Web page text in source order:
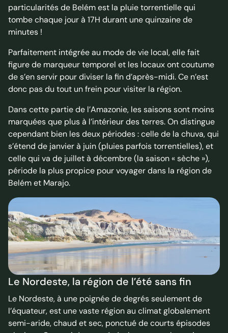
particularités de Belém est la pluie torrentielle qui
tombe chaque jour à 17H durant une quinzaine de
minutes !
Parfaitement intégrée au mode de vie local, elle fait
figure de marqueur temporel et les locaux ont coutume
de s’en servir pour diviser la fin d’après-midi. Ce n’est
donc pas du tout un frein pour visiter la région.
Dans cette partie de l’Amazonie, les saisons sont moins
marquées que plus à l’intérieur des terres. On distingue
cependant bien les deux périodes : celle de la chuva, qui
s’étend de janvier à juin (pluies parfois torrentielles), et
celle qui va de juillet à décembre (la saison « sèche »),
période la plus propice pour voyager dans la région de
Belém et Marajo.
Le Nordeste, la région de l’été sans fin
Le Nordeste, à une poignée de degrés seulement de
l’équateur, est une vaste région au climat globalement
semi-aride, chaud et sec, ponctué de courts épisodes